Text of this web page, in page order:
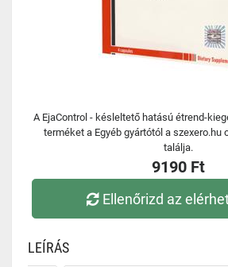
A EjaControl - késleltető hatású étrend-
terméket a Egyéb gyártótól a szexero.hu
találja.
9190 Ft
Ellenőrizd az
LEÍRÁS